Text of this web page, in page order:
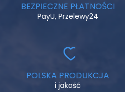
BEZPIECZNE PŁATNOŚCI
PayU, Przelewy24
POLSKA PRODUKCJA
i jakość